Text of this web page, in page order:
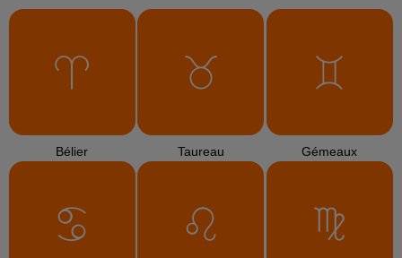
Bélier Taureau Gémeaux